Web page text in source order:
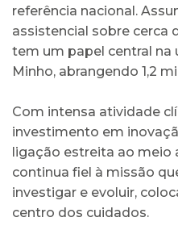
referência nacional.
assistencial sobre cerca
tem um papel central na
Minho, abrangendo 1,2
Com intensa atividade
investimento em
ligação estreita ao meio
continua fiel à missão
investigar e evoluir,
centro dos cuidados.